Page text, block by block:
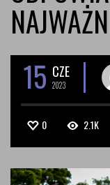
15 CZE
2023
0 2.1K